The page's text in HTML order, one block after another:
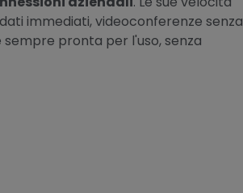
immediati, videoconferenze senza
sempre pronta per l'uso, senza